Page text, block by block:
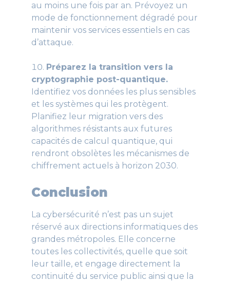
au moins une fois par an. Prévoyez un
mode de fonctionnement dégradé pour
maintenir vos services essentiels en cas
d’attaque.
Préparez la transition vers la
cryptographie post-quantique.
Identifiez vos données les plus sensibles
et les systèmes qui les protègent.
Planifiez leur migration vers des
algorithmes résistants aux futures
capacités de calcul quantique, qui
rendront obsolètes les mécanismes de
chiffrement actuels à horizon 2030.
Conclusion
La cybersécurité n’est pas un sujet
réservé aux directions informatiques des
grandes métropoles. Elle concerne
toutes les collectivités, quelle que soit
leur taille, et engage directement la
continuité du service public ainsi que la